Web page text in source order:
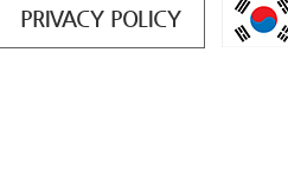
PRIVACY POLICY